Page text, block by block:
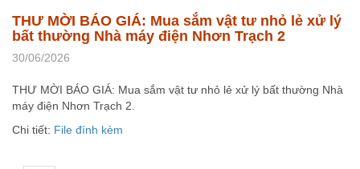
THƯ MỜI BÁO GIÁ: Mua sắm vật tư nhỏ lẻ xử lý
bất thường Nhà máy điện Nhơn Trạch 2
30/06/2026
THƯ MỜI BÁO GIÁ: Mua sắm vật tư nhỏ lẻ xử lý bất thường Nhà
máy điện Nhơn Trạch 2.
Chi tiết: File đính kèm